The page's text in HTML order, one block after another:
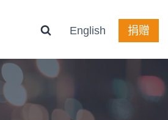
English 捐赠